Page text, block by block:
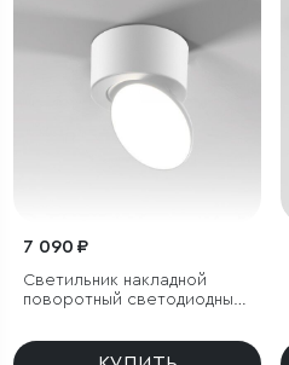
7 090 ₽
Светильник накладной
поворотный светодиодный